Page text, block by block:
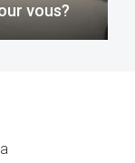
vous?